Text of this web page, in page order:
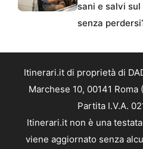
sani e salvi
senza
Itinerari.it di proprietà di
Marchese 10, 00141
Partita I.V.A.
Itinerari.it non è una
viene aggiornato senza